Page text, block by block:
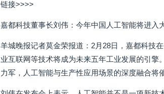
链接>>>>
嘉都科技董事长刘伟：今年中国人工智能将进入
羊城晚报记者莫金荣报道：2月28日，嘉都科技
业互联网等技术将成为未来五年工业发展的引
力军，人工智能与生产性应用场景的深度融合将